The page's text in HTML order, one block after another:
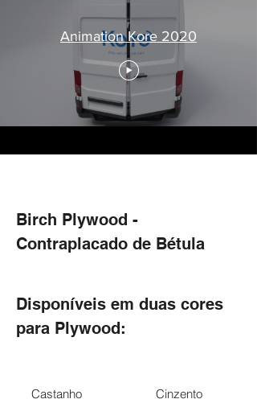
Animation Kore 2020
Castanho Cinzento
Birch Plywood -
Contraplacado de Bétula
Disponíveis em duas cores
para Plywood: